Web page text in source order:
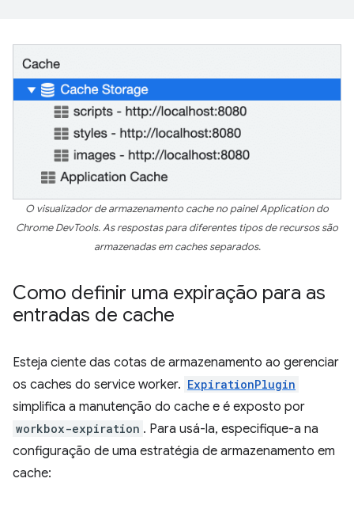
O visualizador de armazenamento cache no painel Application do
Chrome DevTools. As respostas para diferentes tipos de recursos são
armazenadas em caches separados.
Como definir uma expiração para as
entradas de cache
Esteja ciente das cotas de armazenamento ao gerenciar
os caches do service worker. ExpirationPlugin
simplifica a manutenção do cache e é exposto por
workbox-expiration . Para usá-la, especifique-a na
configuração de uma estratégia de armazenamento em
cache: